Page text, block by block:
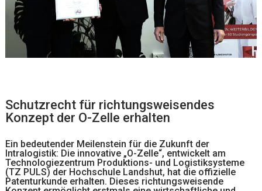
Schutzrecht für richtungsweisendes
Konzept der O-Zelle erhalten
Ein bedeutender Meilenstein für die Zukunft der
Intralogistik: Die innovative „O-Zelle“, entwickelt am
Technologiezentrum Produktions- und Logistiksysteme
(TZ PULS) der Hochschule Landshut, hat die offizielle
Patenturkunde erhalten. Dieses richtungsweisende